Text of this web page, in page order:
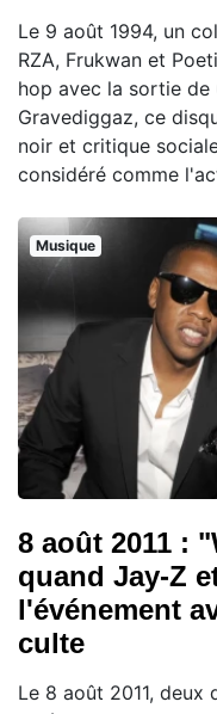
Le 9 août 1994, un
RZA, Frukwan et
hop avec la sortie de
Gravediggaz, ce
noir et critique
considéré comme
Musique
8 août 2011 :
quand Jay-Z
l'événement
culte
Le 8 août 2011, deux